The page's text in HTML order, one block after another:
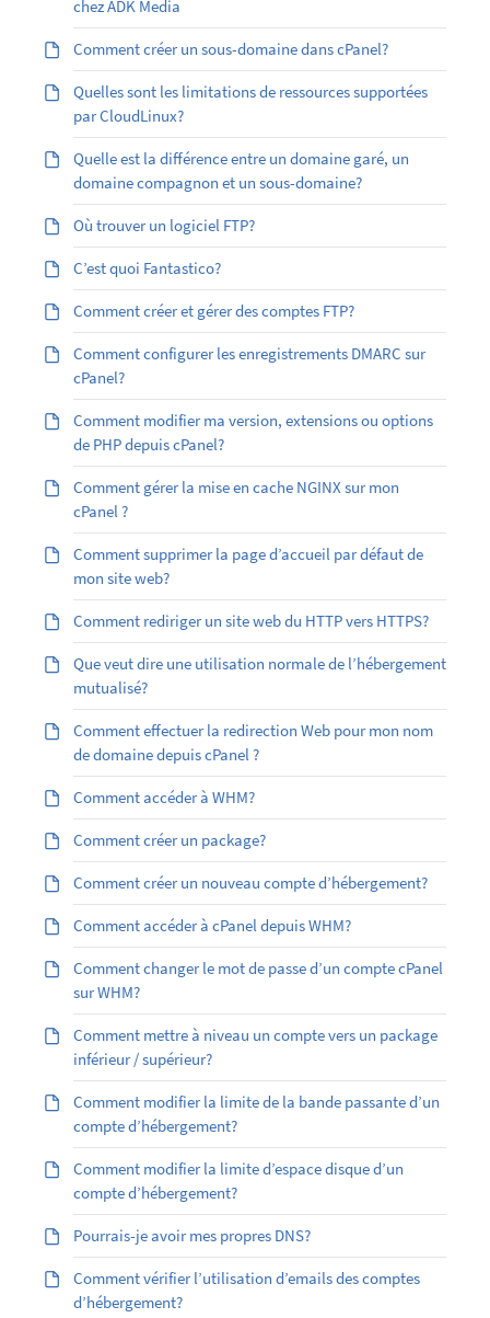
chez ADK Media
Comment créer un sous-domaine dans cPanel?
Quelles sont les limitations de ressources supportées
par CloudLinux?
Quelle est la différence entre un domaine garé, un
domaine compagnon et un sous-domaine?
Où trouver un logiciel FTP?
C’est quoi Fantastico?
Comment créer et gérer des comptes FTP?
Comment configurer les enregistrements DMARC sur
cPanel?
Comment modifier ma version, extensions ou options
de PHP depuis cPanel?
Comment gérer la mise en cache NGINX sur mon
cPanel ?
Comment supprimer la page d’accueil par défaut de
mon site web?
Comment rediriger un site web du HTTP vers HTTPS?
Que veut dire une utilisation normale de l’hébergement
mutualisé?
Comment effectuer la redirection Web pour mon nom
de domaine depuis cPanel ?
Comment accéder à WHM?
Comment créer un package?
Comment créer un nouveau compte d’hébergement?
Comment accéder à cPanel depuis WHM?
Comment changer le mot de passe d’un compte cPanel
sur WHM?
Comment mettre à niveau un compte vers un package
inférieur / supérieur?
Comment modifier la limite de la bande passante d’un
compte d’hébergement?
Comment modifier la limite d’espace disque d’un
compte d’hébergement?
Pourrais-je avoir mes propres DNS?
Comment vérifier l’utilisation d’emails des comptes
d’hébergement?